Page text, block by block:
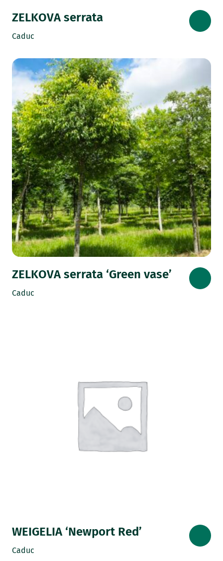
ZELKOVA serrata
Caduc
ZELKOVA serrata ‘Green vase’
Caduc
WEIGELIA ‘Newport Red’
Caduc